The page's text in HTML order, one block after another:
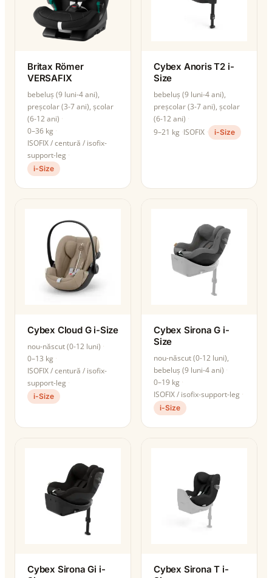
Britax Römer
VERSAFIX
bebeluș (9 luni-4 ani),
preșcolar (3-7 ani), școlar
(6-12 ani)
0–36 kg
ISOFIX / centură / isofix-
support-leg
i-Size
Cybex Anoris T2 i-
Size
bebeluș (9 luni-4 ani),
preșcolar (3-7 ani), școlar
(6-12 ani)
9–21 kg ISOFIX i-Size
Cybex Cloud G i-Size
nou-născut (0-12 luni)
0–13 kg
ISOFIX / centură / isofix-
support-leg
i-Size
Cybex Sirona G i-
Size
nou-născut (0-12 luni),
bebeluș (9 luni-4 ani)
0–19 kg
ISOFIX / isofix-support-leg
i-Size
Cybex Sirona Gi i-
Cybex Sirona T i-